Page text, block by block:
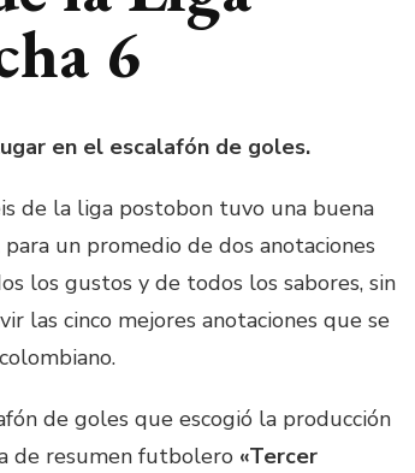
6
en el escalafón de goles.
de la liga postobon tuvo una buena
un promedio de dos anotaciones
los gustos y de todos los sabores, sin
las cinco mejores anotaciones que se
de goles que escogió la producción
de resumen futbolero «Tercer